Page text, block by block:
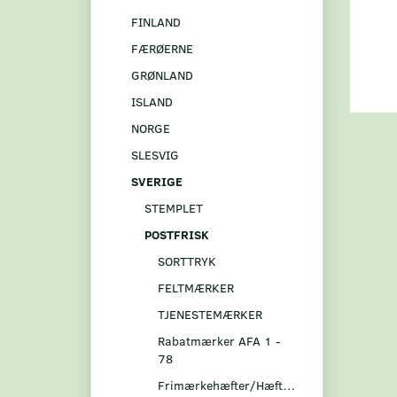
FINLAND
FÆRØERNE
GRØNLAND
ISLAND
NORGE
SLESVIG
SVERIGE
STEMPLET
POSTFRISK
SORTTRYK
FELTMÆRKER
TJENESTEMÆRKER
Rabatmærker AFA 1 -
78
Frimærkehæfter/Hæftesammentryk